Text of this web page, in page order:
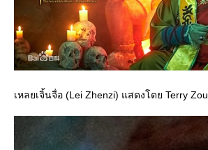
เหลยเจิ้นจื่อ (Lei Zhenzi) แสดงโดย Terry Zou